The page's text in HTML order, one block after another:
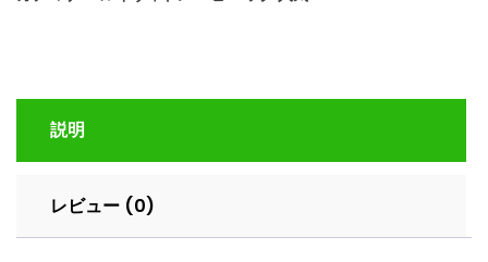
ル
ヴ
ン
説明
レビュー (0)